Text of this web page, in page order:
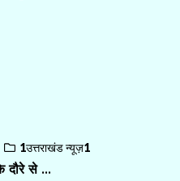
1उत्तराखंड न्यूज़1
दौरे से ...